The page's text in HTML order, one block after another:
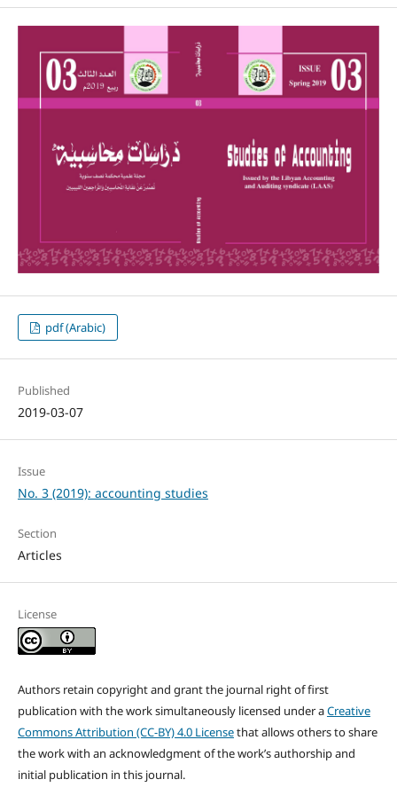
pdf (Arabic)
Published
2019-03-07
Issue
No. 3 (2019): accounting studies
Section
Articles
License
Authors retain copyright and grant the journal right of first
publication with the work simultaneously licensed under aCreative
Commons Attribution (CC-BY) 4.0 Licensethat allows others to share
the work with an acknowledgment of the work’s authorship and
initial publication in this journal.